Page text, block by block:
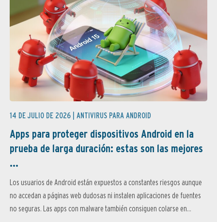
14 DE JULIO DE 2026 | ANTIVIRUS PARA ANDROID
Apps para proteger dispositivos Android en la
prueba de larga duración: estas son las mejores
...
Los usuarios de Android están expuestos a constantes riesgos aunque
no accedan a páginas web dudosas ni instalen aplicaciones de fuentes
no seguras. Las apps con malware también consiguen colarse en...